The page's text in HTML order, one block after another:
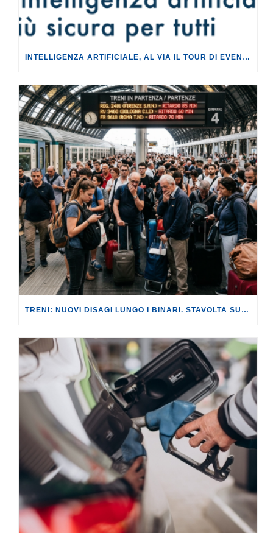
INTELLIGENZA ARTIFICIALE, AL VIA IL TOUR DI EVENTI DEL PROGETTO TU CHE NE SAI?
TRENI: NUOVI DISAGI LUNGO I BINARI. STAVOLTA SULLA LINEA AV ROMA-NAPOLI, CON RITARDI FINO A 180 MINUTI.